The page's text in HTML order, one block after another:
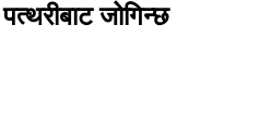
जोगिन्छ